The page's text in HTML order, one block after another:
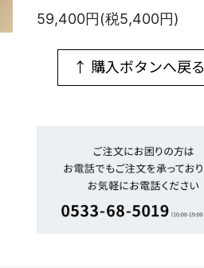
59,400円(税5,400円)
↑ 購入ボタンへ戻る